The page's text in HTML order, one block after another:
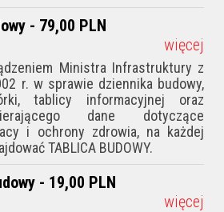
- 79,00 PLN
więcej
Ministra Infrastruktury z
r. w sprawie dziennika budowy,
tablicy informacyjnej oraz
dane dotyczące
i ochrony zdrowia, na każdej
TABLICA BUDOWY.
- 19,00 PLN
więcej